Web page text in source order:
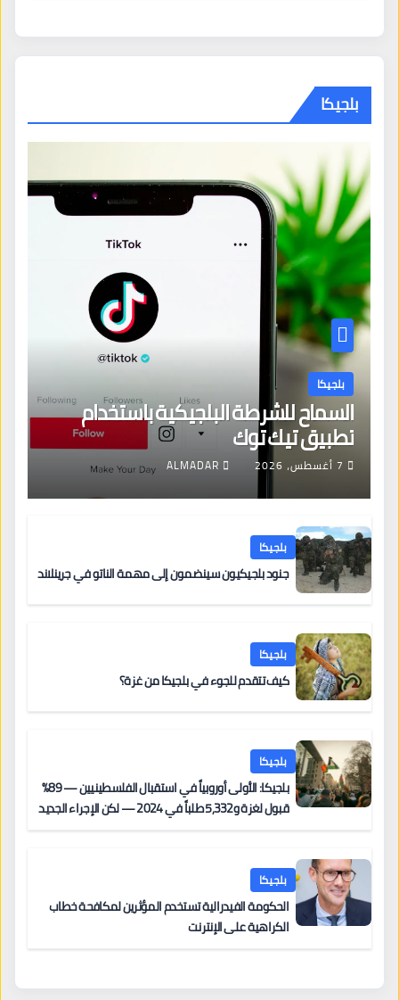
بلجيكا
بلجيكا
السماح للشرطة البلجيكية باستخدام
تطبيق تيك توك
7 أغسطس، 2026 ALMADAR
بلجيكا
جنود بلجيكيون سينضمون إلى مهمة الناتو في جرينلاند
بلجيكا
كيف تتقدم للجوء في بلجيكا من غزة؟
بلجيكا
بلجيكا: الأولى أوروبياً في استقبال الفلسطينيين — 89%
قبول لغزة و5,332 طلباً في 2024 — لكن الإجراء الجديد
بلجيكا
الحكومة الفيدرالية تستخدم المؤثرين لمكافحة خطاب
الكراهية على الإنترنت